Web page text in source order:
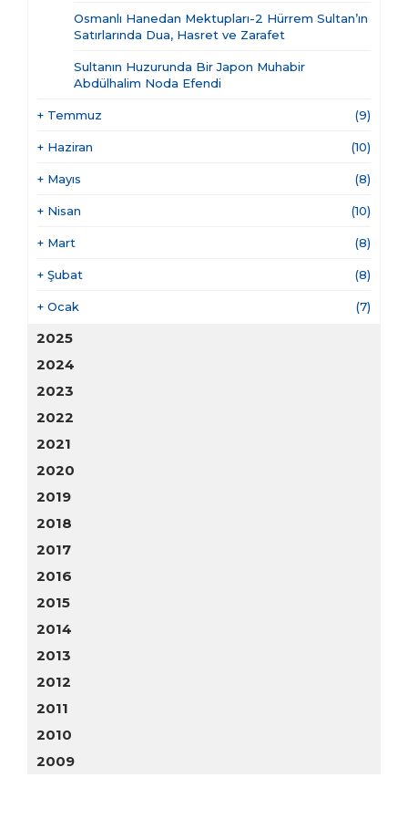
Osmanlı Hanedan Mektupları-2 Hürrem Sultan’ın
Satırlarında Dua, Hasret ve Zarafet
Sultanın Huzurunda Bir Japon Muhabir
Abdülhalim Noda Efendi
+ Temmuz (9)
+ Haziran (10)
+ Mayıs (8)
+ Nisan (10)
+ Mart (8)
+ Şubat (8)
+ Ocak (7)
2025
2024
2023
2022
2021
2020
2019
2018
2017
2016
2015
2014
2013
2012
2011
2010
2009